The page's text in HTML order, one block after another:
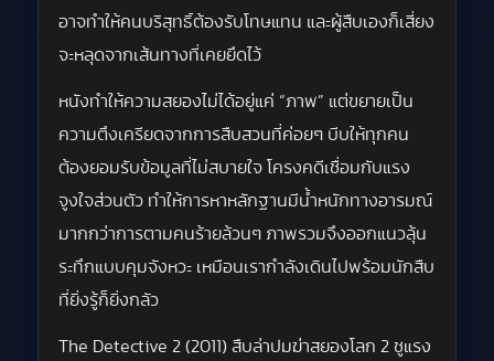
อาจทำให้คนบริสุทธิ์ต้องรับโทษแทน และผู้สืบเองก็เสี่ยง
จะหลุดจากเส้นทางที่เคยยึดไว้
หนังทำให้ความสยองไม่ได้อยู่แค่ “ภาพ” แต่ขยายเป็น
ความตึงเครียดจากการสืบสวนที่ค่อยๆ บีบให้ทุกคน
ต้องยอมรับข้อมูลที่ไม่สบายใจ โครงคดีเชื่อมกับแรง
จูงใจส่วนตัว ทำให้การหาหลักฐานมีน้ำหนักทางอารมณ์
มากกว่าการตามคนร้ายล้วนๆ ภาพรวมจึงออกแนวลุ้น
ระทึกแบบคุมจังหวะ เหมือนเรากำลังเดินไปพร้อมนักสืบ
ที่ยิ่งรู้ก็ยิ่งกลัว
The Detective 2 (2011) สืบล่าปมฆ่าสยองโลก 2 ชูแรง